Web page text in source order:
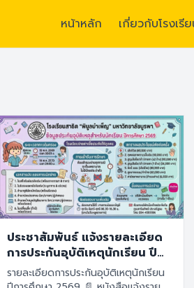
หน้าหลัก เกี่ยวกับโรงเรี
ประชาสัมพันธ์ แจ้งรายละเอียด
การประกันอุบัติเหตุนักเรียน ปี
การศึกษา 2569
รายละเอียดการประกันอุบัติเหตุนักเรียน